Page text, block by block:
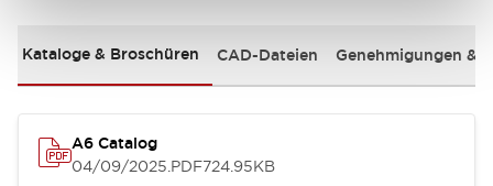
Kataloge & Broschüren CAD-Dateien Genehmigungen &
A6 Catalog
04/09/2025.PDF724.95KB